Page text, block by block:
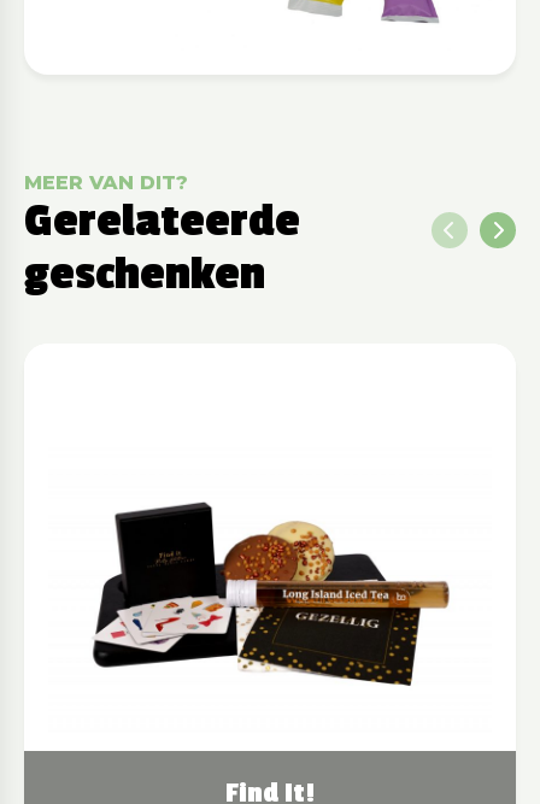
MEER VAN DIT?
Gerelateerde
geschenken
Find It!